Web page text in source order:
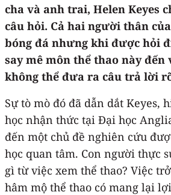
cha và anh trai, Helen Keyes
câu hỏi. Cả hai người thân
bóng đá nhưng khi được hỏi
say mê môn thể thao này đến
không thể đưa ra câu trả lời
Sự tò mò đó đã dẫn dắt Keyes,
học nhận thức tại Đại học
đến một chủ đề nghiên cứu
học quan tâm. Con người thực
gì từ việc xem thể thao? Việc
hâm mộ thể thao có mang lại